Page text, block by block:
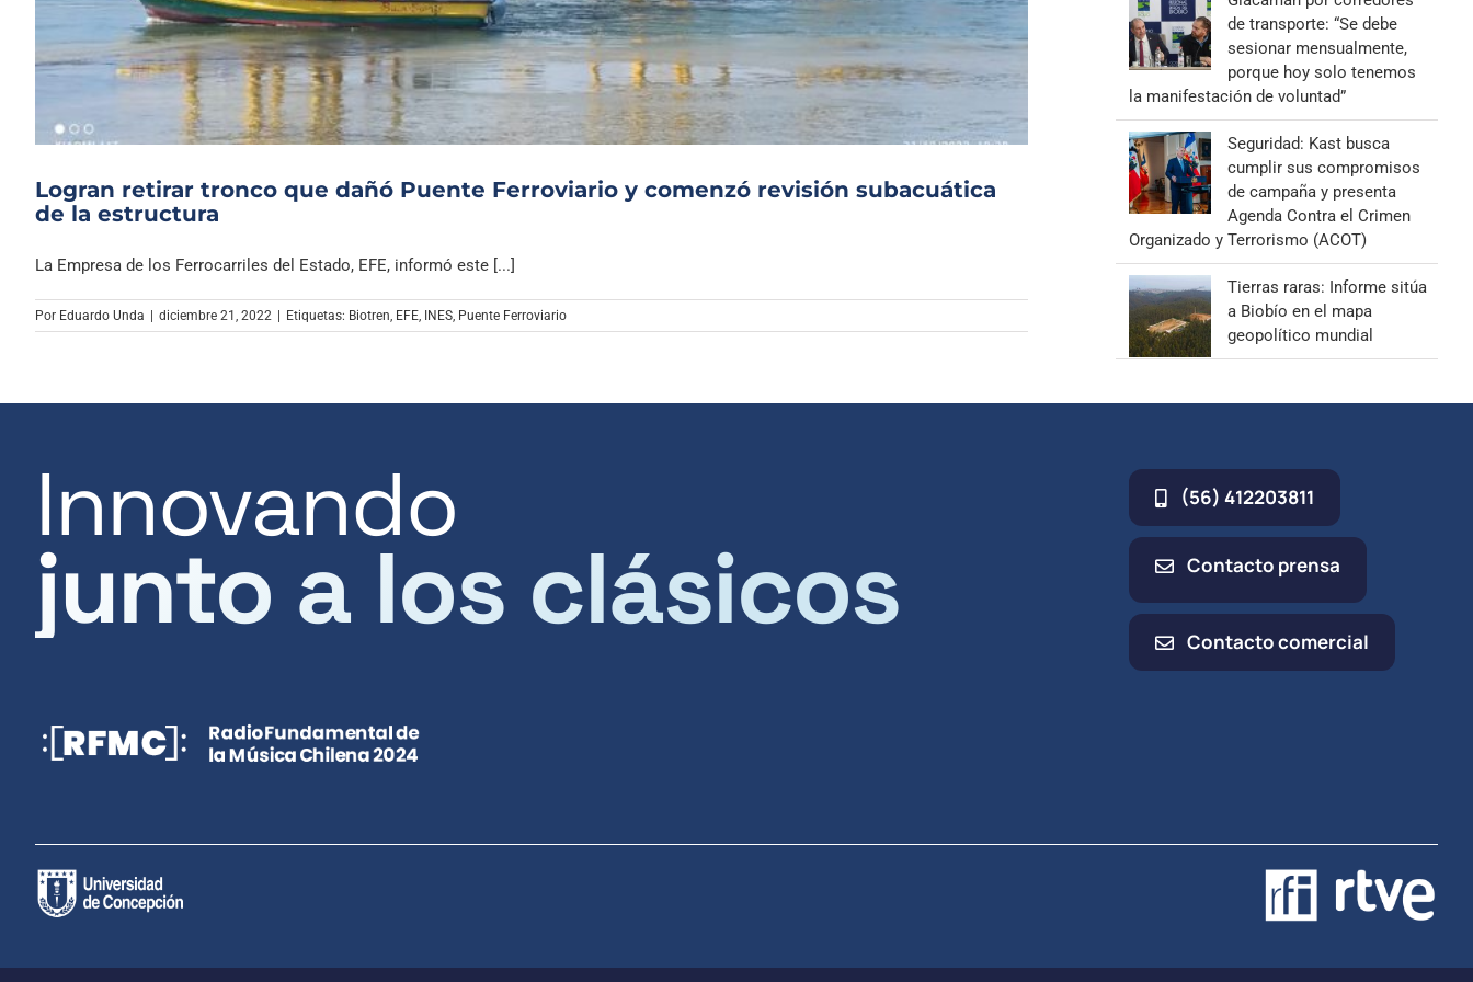
Archivo Sonoro
Logran retirar tronco que dañó Puente Ferroviario y comenzó revisión subacuática
de la estructura
La Empresa de los Ferrocarriles del Estado, EFE, informó este [...]
Por Eduardo Unda diciembre 21, 2022 Etiquetas: Biotren, EFE, INES, Puente Ferroviario
de transporte: “Se debe
sesionar mensualmente,
porque hoy solo tenemos
la manifestación de voluntad”
Seguridad: Kast busca
cumplir sus compromisos
de campaña y presenta
Agenda Contra el Crimen
Organizado y Terrorismo (ACOT)
Tierras raras: Informe sitúa
a Biobío en el mapa
geopolítico mundial
Innovando
junto a los clásicos
(56) 412203811
Contacto prensa
Contacto comercial